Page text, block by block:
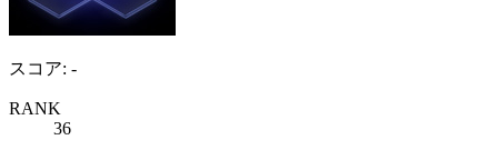
スコア: -
RANK
36